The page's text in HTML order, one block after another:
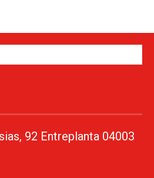
92 Entreplanta 04003